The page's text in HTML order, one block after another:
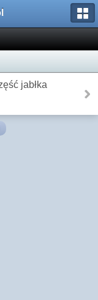
jabłka